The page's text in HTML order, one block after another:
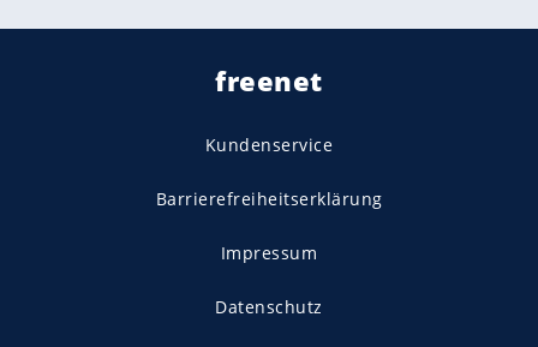
freenet
Kundenservice
Barrierefreiheitserklärung
Impressum
Datenschutz